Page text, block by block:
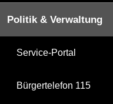
Politik & Verwaltung
Service-Portal
Bürgertelefon 115